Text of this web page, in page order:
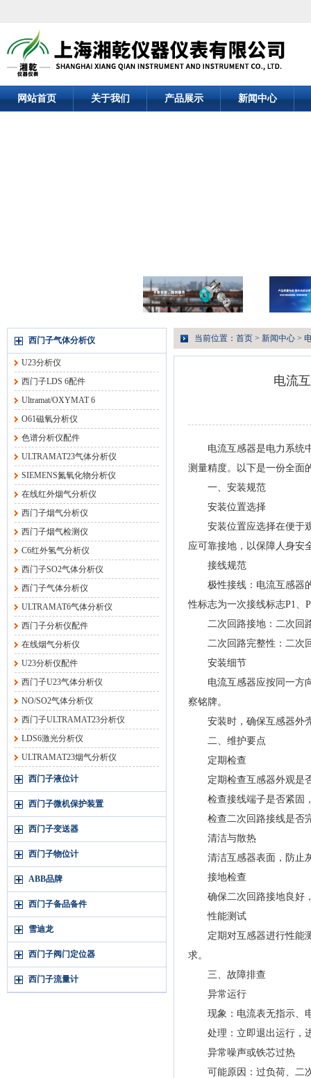
网站首页 关于我们 产品展示 新闻中心
西门子气体分析仪
U23分析仪
西门子LDS 6配件
Ultramat/OXYMAT 6
O61磁氧分析仪
色谱分析仪配件
ULTRAMAT23气体分析仪
SIEMENS氮氧化物分析仪
在线红外烟气分析仪
西门子烟气分析仪
西门子烟气检测仪
C6红外氢气分析仪
西门子SO2气体分析仪
西门子气体分析仪
ULTRAMAT6气体分析仪
西门子分析仪配件
在线烟气分析仪
U23分析仪配件
西门子U23气体分析仪
NO/SO2气体分析仪
西门子ULTRAMAT23分析仪
LDS6激光分析仪
ULTRAMAT23烟气分析仪
西门子液位计
西门子微机保护装置
西门子变送器
西门子物位计
ABB品牌
西门子备品备件
雪迪龙
西门子阀门定位器
西门子流量计
当前位置： 首页 > 新闻中心 >
电流
电流互感器是电力系统中
测量精度。以下是一份全面
一、安装规范
安装位置选择
安装位置应选择在便于观
应可靠接地，以保障人身安
接线规范
极性接线：电流互感器的
性标志为一次接线标志P1、
二次回路接地：二次回路
二次回路完整性：二次回
安装细节
电流互感器应按同一方向
察铭牌。
安装时，确保互感器外
二、维护要点
定期检查
定期检查互感器外观是否
检查接线端子是否紧固，
检查二次回路接线是否
清洁与散热
清洁互感器表面，防止
接地检查
确保二次回路接地良好
性能测试
定期对互感器进行性能测
求。
三、故障排查
异常运行
现象：电流表无指示、电
处理：立即退出运行，
异常噪声或铁芯过热
可能原因：过负荷、二次